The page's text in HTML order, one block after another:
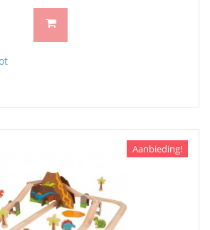
Aanbieding!